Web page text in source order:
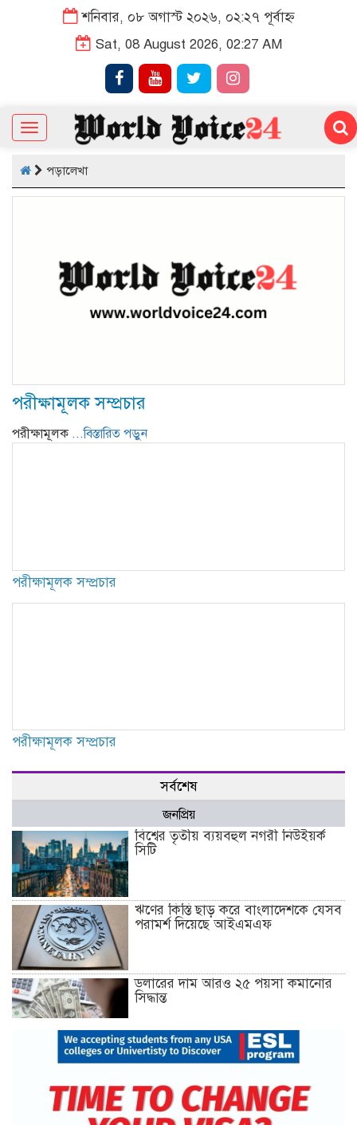
শনিবার, ০৮ অগাস্ট ২০২৬, ০২:২৭ পূর্বাহ্ন
Sat, 08 August 2026, 02:27 AM
Toggle
navigation
পড়ালেখা
পরীক্ষামূলক সম্প্রচার
পরীক্ষামূলক ...বিস্তারিত পড়ুন
পরীক্ষামূলক সম্প্রচার
পরীক্ষামূলক সম্প্রচার
সর্বশেষ
জনপ্রিয়
বিশ্বের তৃতীয় ব্যয়বহুল নগরী নিউইয়র্ক
সিটি
ঋণের কিস্তি ছাড় করে বাংলাদেশকে যেসব
পরামর্শ দিয়েছে আইএমএফ
ডলারের দাম আরও ২৫ পয়সা কমানোর
সিদ্ধান্ত
১৮ ডিসেম্বর থেকে আন্দোলনে নতুন মাত্রা